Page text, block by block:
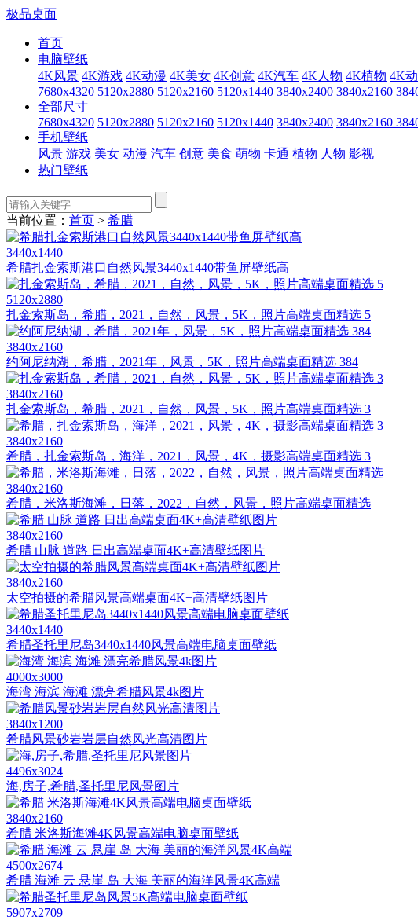
极品桌面
首页
电脑壁纸
4K风景 4K游戏 4K动漫 4K美女 4K创意 4K汽车 4K人物 4K植物 4K
7680x4320 5120x2880 5120x2160 5120x1440 3840x2400 3840x2160
全部尺寸
7680x4320 5120x2880 5120x2160 5120x1440 3840x2400 3840x2160
手机壁纸
风景 游戏 美女 动漫 汽车 创意 美食 萌物 卡通 植物 人物 影视
热门壁纸
当前位置： 首页 > 希腊
3440x1440
希腊扎金索斯港口自然风景3440x1440带鱼屏壁纸高
5120x2880
扎金索斯岛，希腊，2021，自然，风景，5K，照片高端桌面精选 5
3840x2160
约阿尼纳湖，希腊，2021年，风景，5K，照片高端桌面精选 384
3840x2160
扎金索斯岛，希腊，2021，自然，风景，5K，照片高端桌面精选 3
3840x2160
希腊，扎金索斯岛，海洋，2021，风景，4K，摄影高端桌面精选 3
3840x2160
希腊，米洛斯海滩，日落，2022，自然，风景，照片高端桌面精选
3840x2160
希腊 山脉 道路 日出高端桌面4K+高清壁纸图片
3840x2160
太空拍摄的希腊风景高端桌面4K+高清壁纸图片
3440x1440
希腊圣托里尼岛3440x1440风景高端电脑桌面壁纸
4000x3000
海湾 海滨 海滩 漂亮希腊风景4k图片
3840x1200
希腊风景砂岩岩层自然风光高清图片
4496x3024
海,房子,希腊,圣托里尼风景图片
3840x2160
希腊 米洛斯海滩4K风景高端电脑桌面壁纸
4500x2674
希腊 海滩 云 悬崖 岛 大海 美丽的海洋风景4K高端
5907x2709